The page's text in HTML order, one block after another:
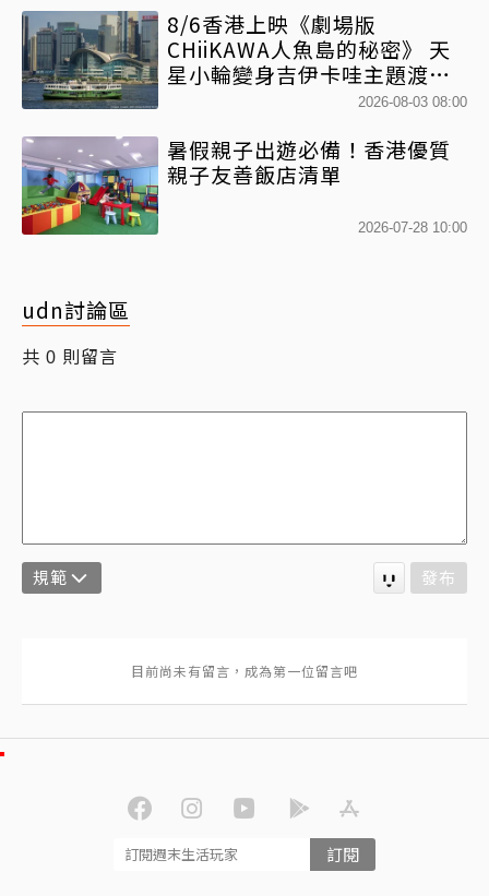
8/6香港上映《劇場版
CHiiKAWA人魚島的秘密》 天
星小輪變身吉伊卡哇主題渡輪
2026-08-03 08:00
暑假親子出遊必備！香港優質
親子友善飯店清單
2026-07-28 10:00
udn討論區
共 0 則留言
規範 發布
訂閱